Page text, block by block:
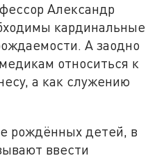
Александр
кардинальные
А заодно
относиться к
а как служению
рождённых детей, в
ввести